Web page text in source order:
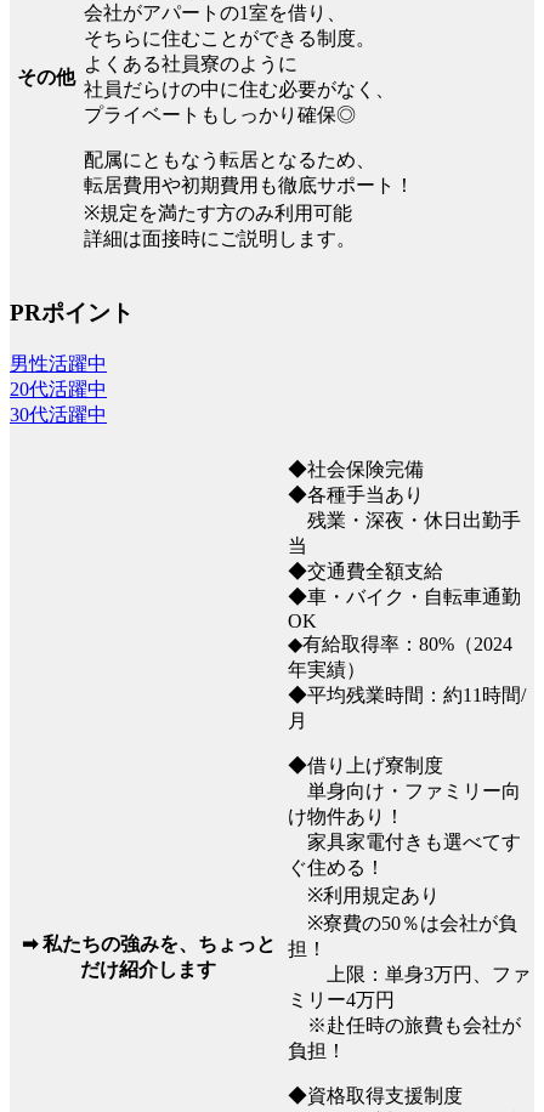
その他
会社がアパートの1室を借り、
そちらに住むことができる制度。
よくある社員寮のように
社員だらけの中に住む必要がなく、
プライベートもしっかり確保◎
配属にともなう転居となるため、
転居費用や初期費用も徹底サポート！
※規定を満たす方のみ利用可能
詳細は面接時にご説明します。
PRポイント
男性活躍中
20代活躍中
30代活躍中
➡ 私たちの強みを、ちょっと
だけ紹介します
◆社会保険完備
◆各種手当あり
残業・深夜・休日出勤手
当
◆交通費全額支給
◆車・バイク・自転車通勤
OK
◆有給取得率：80%（2024
年実績）
◆平均残業時間：約11時間/
月
◆借り上げ寮制度
単身向け・ファミリー向
け物件あり！
家具家電付きも選べてす
ぐ住める！
※利用規定あり
※寮費の50％は会社が負
担！
上限：単身3万円、ファ
ミリー4万円
※赴任時の旅費も会社が
負担！
◆資格取得支援制度